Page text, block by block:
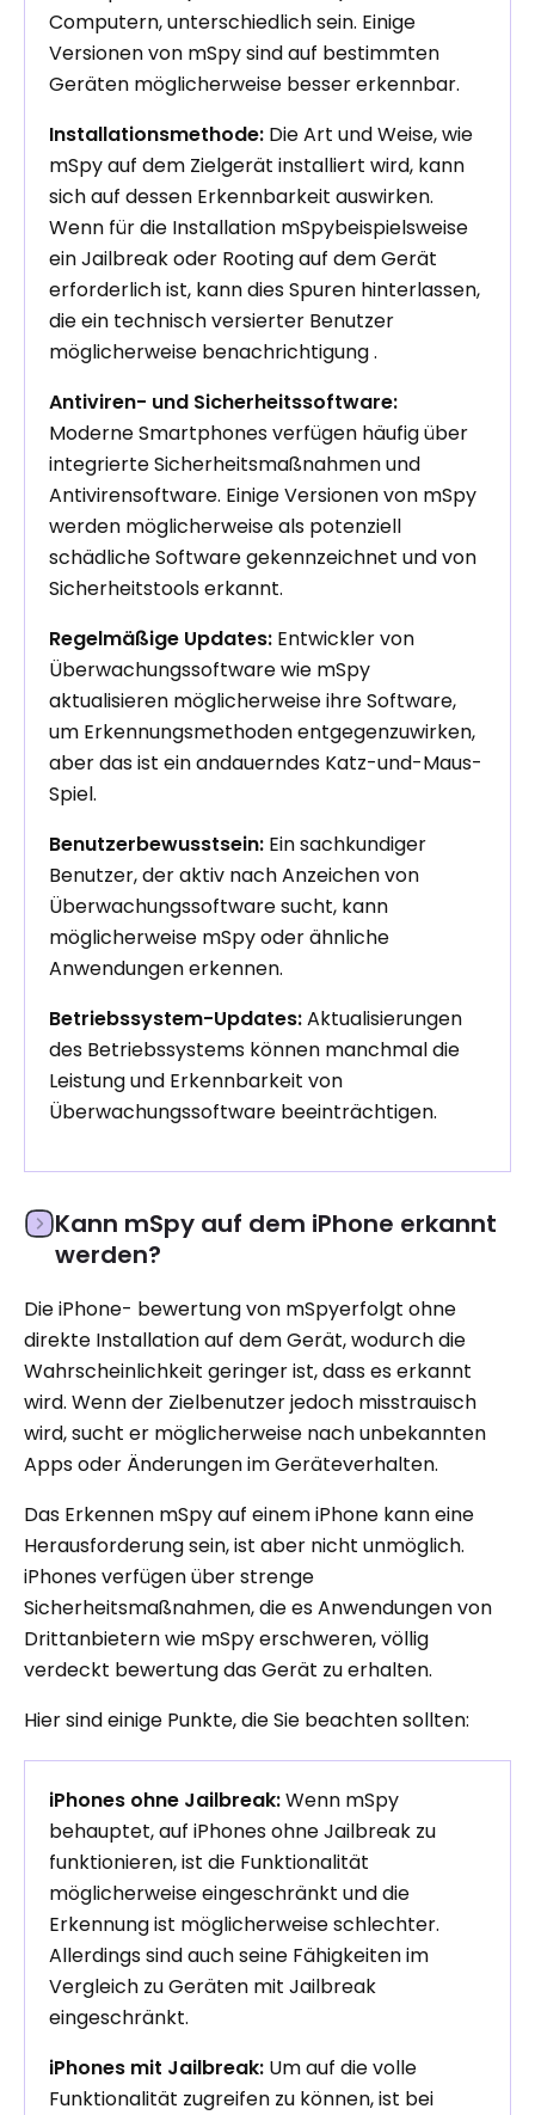
Computern, unterschiedlich sein. Einige
Versionen von mSpy sind auf bestimmten
Geräten möglicherweise besser erkennbar.
Installationsmethode: Die Art und Weise, wie
mSpy auf dem Zielgerät installiert wird, kann
sich auf dessen Erkennbarkeit auswirken.
Wenn für die Installation mSpybeispielsweise
ein Jailbreak oder Rooting auf dem Gerät
erforderlich ist, kann dies Spuren hinterlassen,
die ein technisch versierter Benutzer
möglicherweise benachrichtigung .
Antiviren- und Sicherheitssoftware:
Moderne Smartphones verfügen häufig über
integrierte Sicherheitsmaßnahmen und
Antivirensoftware. Einige Versionen von mSpy
werden möglicherweise als potenziell
schädliche Software gekennzeichnet und von
Sicherheitstools erkannt.
Regelmäßige Updates: Entwickler von
Überwachungssoftware wie mSpy
aktualisieren möglicherweise ihre Software,
um Erkennungsmethoden entgegenzuwirken,
aber das ist ein andauerndes Katz-und-Maus-
Spiel.
Benutzerbewusstsein: Ein sachkundiger
Benutzer, der aktiv nach Anzeichen von
Überwachungssoftware sucht, kann
möglicherweise mSpy oder ähnliche
Anwendungen erkennen.
Betriebssystem-Updates:Aktualisierungen
des Betriebssystems können manchmal die
Leistung und Erkennbarkeit von
Überwachungssoftware beeinträchtigen.
Kann mSpy auf dem iPhone erkannt
werden?
Die iPhone- bewertung von mSpyerfolgt ohne
direkte Installation auf dem Gerät, wodurch die
Wahrscheinlichkeit geringer ist, dass es erkannt
wird. Wenn der Zielbenutzer jedoch misstrauisch
wird, sucht er möglicherweise nach unbekannten
Apps oder Änderungen im Geräteverhalten.
Das Erkennen mSpy auf einem iPhone kann eine
Herausforderung sein, ist aber nicht unmöglich.
iPhones verfügen über strenge
Sicherheitsmaßnahmen, die es Anwendungen von
Drittanbietern wie mSpy erschweren, völlig
verdeckt bewertung das Gerät zu erhalten.
Hier sind einige Punkte, die Sie beachten sollten:
iPhones ohne Jailbreak:Wenn mSpy
behauptet, auf iPhones ohne Jailbreak zu
funktionieren, ist die Funktionalität
möglicherweise eingeschränkt und die
Erkennung ist möglicherweise schlechter.
Allerdings sind auch seine Fähigkeiten im
Vergleich zu Geräten mit Jailbreak
eingeschränkt.
iPhones mit Jailbreak: Um auf die volle
Funktionalität zugreifen zu können, ist bei